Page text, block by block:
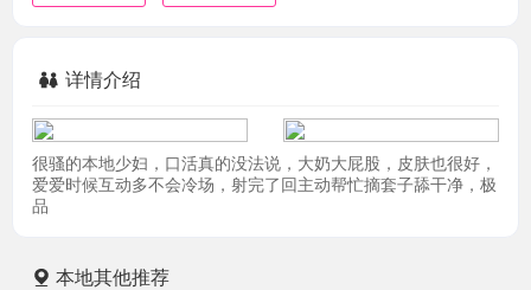
详情介绍
很骚的本地少妇，口活真的没法说，大奶大屁股，皮肤也很好，
爱爱时候互动多不会冷场，射完了回主动帮忙摘套子舔干净，极
品
本地其他推荐